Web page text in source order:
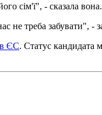
сім'ї", - сказала вона.
треба забувати", -
в ЄС. Статус кандидата